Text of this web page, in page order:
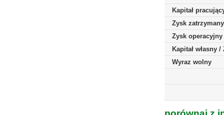
Kapitał
Zysk
Zysk operacyjny
Kapitał własny
Wyraz wolny